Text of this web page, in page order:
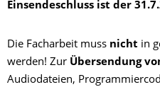
Einsendeschluss ist der
Die Facharbeit muss nicht in
werden! Zur Übersendung
Audiodateien,